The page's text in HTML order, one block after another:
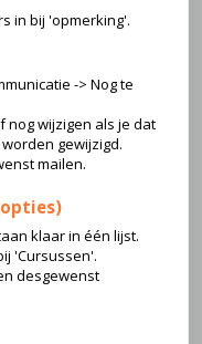
in bij 'opmerking'.
-> Nog te
nog wijzigen als je dat
gewijzigd.
mailen.
klaar in één lijst.
'Cursussen'.
desgewenst